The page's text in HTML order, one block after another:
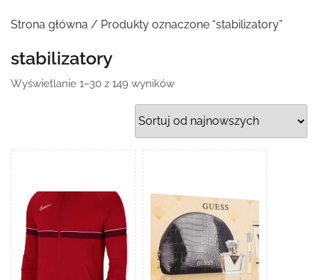
Strona główna / Produkty oznaczone “stabilizatory”
stabilizatory
Wyświetlanie 1–30 z 149 wynikówPosortowane
według
najnowszych